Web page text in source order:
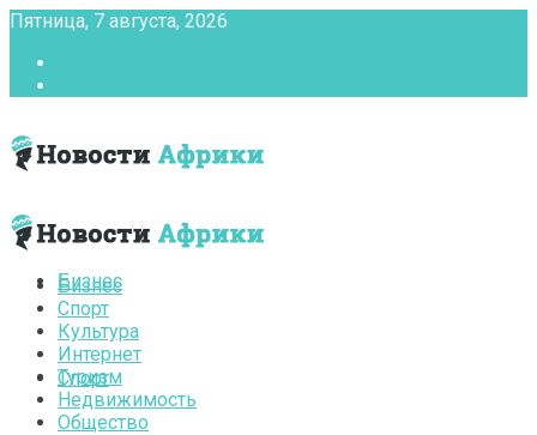
Пятница, 7 августа, 2026
Бизнес
Спорт
Бизнес
Спорт
Культура
Интернет
Туризм
Недвижимость
Общество